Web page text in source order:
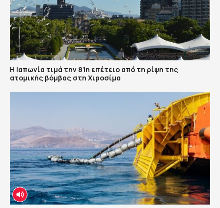
Η Ιαπωνία τιμά την 81η επέτειο από τη ρίψη της
ατομικής βόμβας στη Χιροσίμα